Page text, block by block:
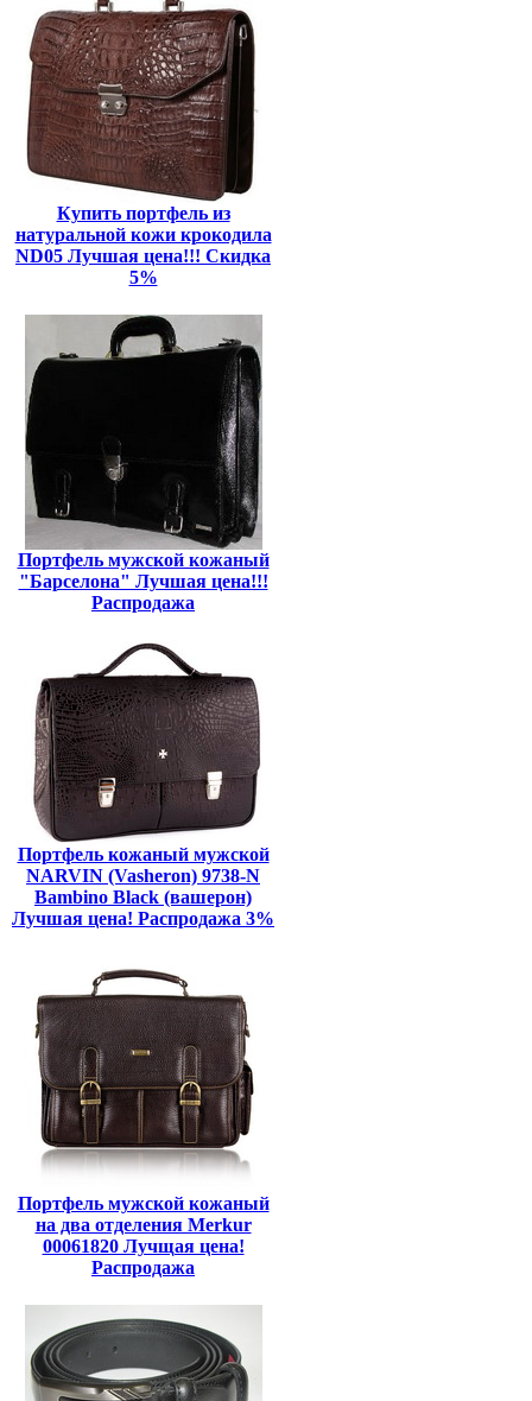
Купить портфель из
натуральной кожи крокодила
ND05 Лучшая цена!!! Скидка
5%
Портфель мужской кожаный
"Барселона" Лучшая цена!!!
Распродажа
Портфель кожаный мужской
NARVIN (Vasheron) 9738-N
Bambino Black (вашерон)
Лучшая цена! Распродажа 3%
Портфель мужской кожаный
на два отделения Merkur
00061820 Лучщая цена!
Распродажа